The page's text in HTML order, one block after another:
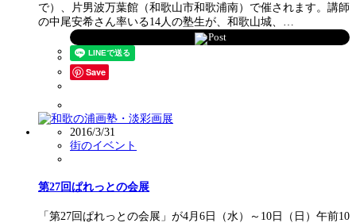
で）、片男波万葉館（和歌山市和歌浦南）で催されます。講師
の中尾安希さん率いる14人の塾生が、和歌山城、…
Post
Save
2016/3/31
街のイベント
第27回ぱれっとの会展
「第27回ぱれっとの会展」が4月6日（水）～10日（日）午前10